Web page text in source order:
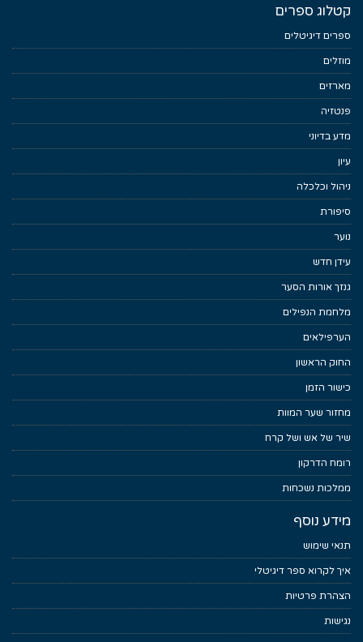
קטלוג ספרים
ספרים דיגיטלים
מוזלים
מארזים
פנטזיה
מדע בדיוני
עיון
ניהול וכלכלה
סיפורת
נוער
עידן חדש
גנזך אורות הסער
מלחמת הנפילים
הערפילאים
החוק הראשון
כישור הזמן
מחזור שער המוות
שיר של אש ושל קרח
רומח הדרקון
ממלכות נשכחות
מידע נוסף
תנאי שימוש
איך לקרוא ספר דיגיטלי
הצהרת פרטיות
נגישות